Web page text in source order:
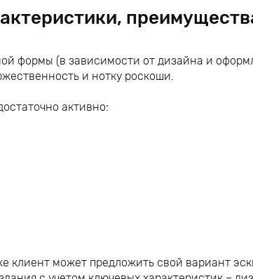
формы (в зависимости от дизайна и
и нотку роскоши.
активно:
клиент может предложить свой вариант